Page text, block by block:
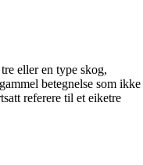
eller en type skog,
betegnelse som ikke
referere til et eiketre